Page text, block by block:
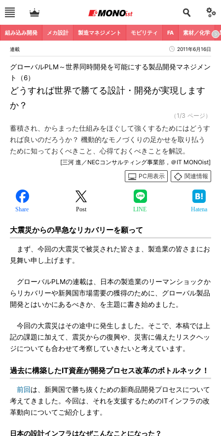
組み込み開発 メカ設計 製造マネジメント モビリティ FA 素材／化学
連載 2011年6月16日
どうすれば世界で勝てる設計・開発が実現します
か？
グローバルPLM～世界同時開発を可能にする製品開発マネジメン
ト（6）
（1/3 ページ）
蓄積され、からまった仕組みをほぐして強くするためにはどうす
れば良いのだろうか？ 機動的なモノづくりの足かせを取り払う
ために知っておくべきこと、心得ておくべきことを解説。
[三河 進／NECコンサルティング事業部，＠IT MONOist]
PC用表示
関連情報
Share Post LINE Hatena
大震災からの早急なリカバリーを願って
まず、今回の大震災で被災された皆さま、製造業の皆さまにお
見舞い申し上げます。
グローバルPLMの連載は、日本の製造業のリーマンショックか
らリカバリーや新興国市場需要の獲得のために、グローバル製品
開発とはいかにあるべきか、を主題に書き始めました。
今回の大震災はその途中に発生しました。そこで、本稿では上
記の課題に加えて、震災からの復興や、災害に備えたリスクヘッ
ジについても合わせて考察していきたいと考えています。
過去に構築したIT資産が開発プロセス改革のボトルネック！
前回は、新興国で勝ち抜くための新商品開発プロセスについて
考えてきました。今回は、それを支援するためのITインフラの改
革動向についてご紹介します。
日本の設計インフラはなぜこんなことになった？